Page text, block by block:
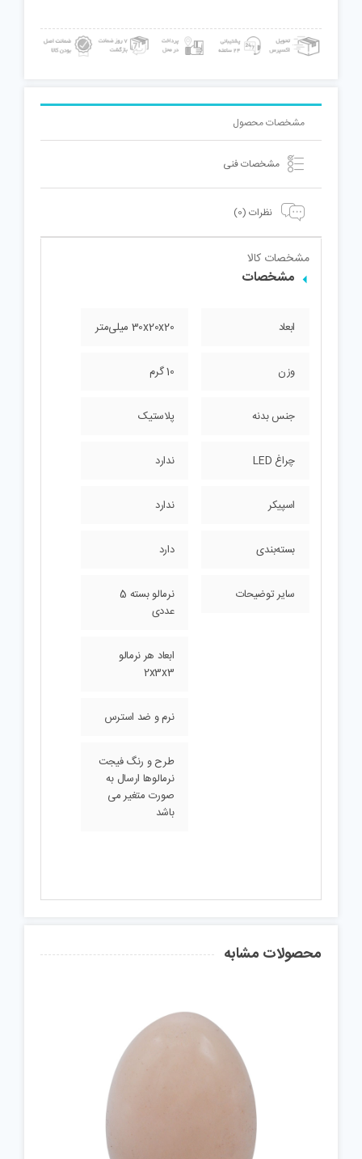
عددی
مشخصات محصول
مشخصات فنی
نظرات (0)
مشخصات کالا
مشخصات
ابعاد 30x20x20 میلی‌متر
وزن 10 گرم
جنس بدنه پلاستیک
چراغ LED ندارد
اسپیکر ندارد
بسته‌بندی دارد
سایر توضیحات
نرمالو بسته 5
عددی
ابعاد هر نرمالو
2x3x3
نرم و ضد استرس
طرح و رنگ فیجت
نرمالوها ارسال به
صورت متغیر می
باشد
محصولات مشابه